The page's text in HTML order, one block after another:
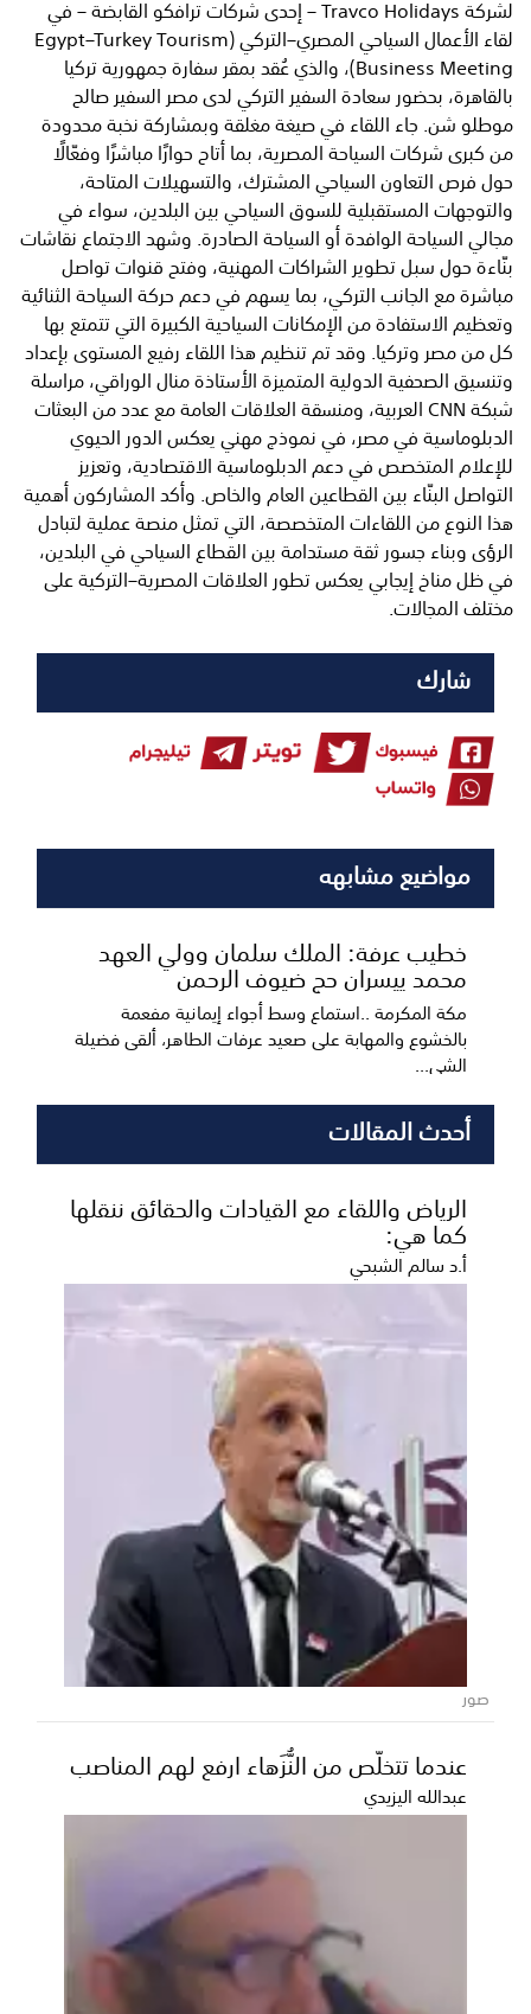
لشركة Travco Holidays – إحدى شركات ترافكو القابضة – في
لقاء الأعمال السياحي المصري–التركي (Egypt–Turkey Tourism
Business Meeting)، والذي عُقد بمقر سفارة جمهورية تركيا
بالقاهرة، بحضور سعادة السفير التركي لدى مصر السفير صالح
موطلو شن. جاء اللقاء في صيغة مغلقة وبمشاركة نخبة محدودة
من كبرى شركات السياحة المصرية، بما أتاح حوارًا مباشرًا وفعّالًا
حول فرص التعاون السياحي المشترك، والتسهيلات المتاحة،
والتوجهات المستقبلية للسوق السياحي بين البلدين، سواء في
مجالي السياحة الوافدة أو السياحة الصادرة. وشهد الاجتماع نقاشات
بنّاءة حول سبل تطوير الشراكات المهنية، وفتح قنوات تواصل
مباشرة مع الجانب التركي، بما يسهم في دعم حركة السياحة الثنائية
وتعظيم الاستفادة من الإمكانات السياحية الكبيرة التي تتمتع بها
كل من مصر وتركيا. وقد تم تنظيم هذا اللقاء رفيع المستوى بإعداد
وتنسيق الصحفية الدولية المتميزة الأستاذة منال الوراقي، مراسلة
شبكة CNN العربية، ومنسقة العلاقات العامة مع عدد من البعثات
الدبلوماسية في مصر، في نموذج مهني يعكس الدور الحيوي
للإعلام المتخصص في دعم الدبلوماسية الاقتصادية، وتعزيز
التواصل البنّاء بين القطاعين العام والخاص. وأكد المشاركون أهمية
هذا النوع من اللقاءات المتخصصة، التي تمثل منصة عملية لتبادل
الرؤى وبناء جسور ثقة مستدامة بين القطاع السياحي في البلدين،
في ظل مناخ إيجابي يعكس تطور العلاقات المصرية–التركية على
مختلف المجالات. ‏
شارك
مواضيع مشابهه
خطيب عرفة: الملك سلمان وولي العهد
محمد ييسران حج ضيوف الرحمن
مكة المكرمة ..استماع وسط أجواء إيمانية مفعمة
بالخشوع والمهابة على صعيد عرفات الطاهر، ألقى فضيلة
الشي...
بسياسة حكيمة وثقل دولي.. المملكة تقود
جهود التهدئة وتؤكد سيادتها ورفض
التصعيد.
​تأكيداً لمكانتها الدولية المرموقة، تواصل المملكة العربية
السعودية، بقيادة خادم الحرمين الشريفين الم...
أحدث المقالات
الرياض واللقاء مع القيادات والحقائق ننقلها
كما هي:
أ.د سالم الشبحي
صور
عندما تتخلّص من النُّزَهاء ارفع لهم المناصب
عبدالله اليزيدي